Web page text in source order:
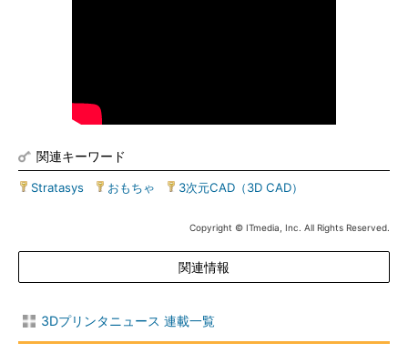
関連キーワード
Stratasys おもちゃ 3次元CAD（3D CAD）
Copyright © ITmedia, Inc. All Rights Reserved.
関連情報
3Dプリンタニュース 連載一覧